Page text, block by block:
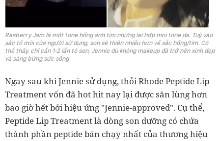
Rasberry Jam là một tone hồng ánh tím nhưng lại hợp mọi tone da. Tuỳ vào
sắc tố môi của người sử dụng, son sẽ thiên nhiều hơn về sắc hồng/tím. Có
thể thấy, chỉ cần 1-2 lần tô son, Jennie dù không makeup đã trở nên xinh đẹp
và sáng bừng sức sống
Ngay sau khi Jennie sử dụng, thỏi Rhode Peptide Lip
Treatment vốn đã hot hit nay lại được săn lùng hơn
bao giờ hết bởi hiệu ứng "Jennie-approved". Cụ thể,
Peptide Lip Treatment là dòng son dưỡng có chứa
thành phần peptide bán chạy nhất của thương hiệu